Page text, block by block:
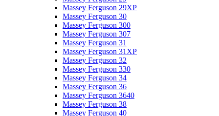
Massey Ferguson 29XP
Massey Ferguson 30
Massey Ferguson 300
Massey Ferguson 307
Massey Ferguson 31
Massey Ferguson 31XP
Massey Ferguson 32
Massey Ferguson 330
Massey Ferguson 34
Massey Ferguson 36
Massey Ferguson 3640
Massey Ferguson 38
Massey Ferguson 40